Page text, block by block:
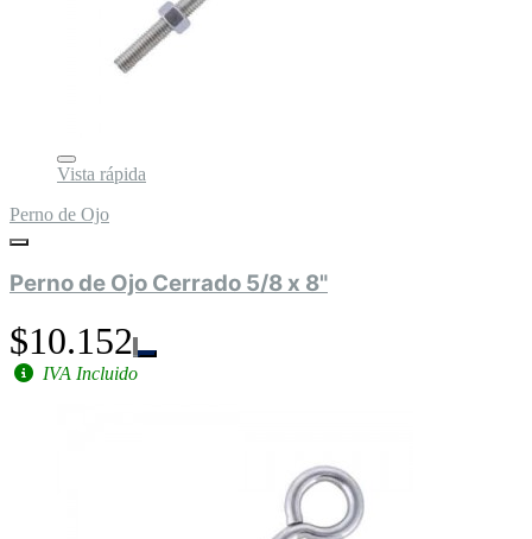
Vista rápida
Perno de Ojo
Perno de Ojo Cerrado 5/8 x 8"
$10.152
IVA Incluido